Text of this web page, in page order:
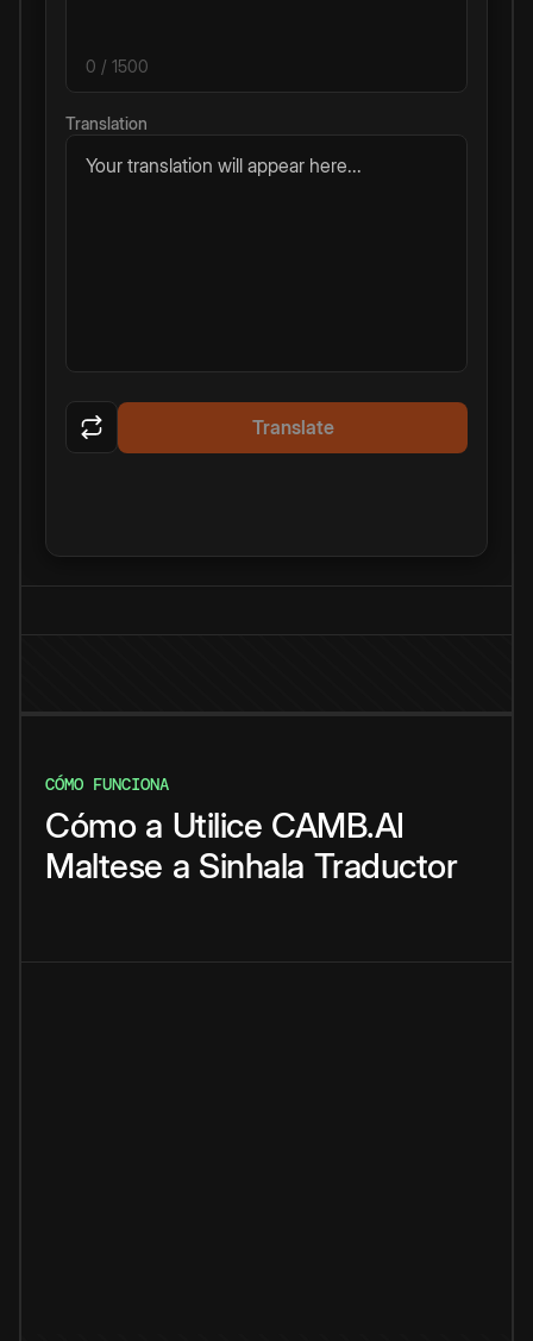
0 / 1500
Translation
Your translation will appear here...
Translate
CÓMO FUNCIONA
Cómo a Utilice CAMB.AI
Maltese a Sinhala Traductor